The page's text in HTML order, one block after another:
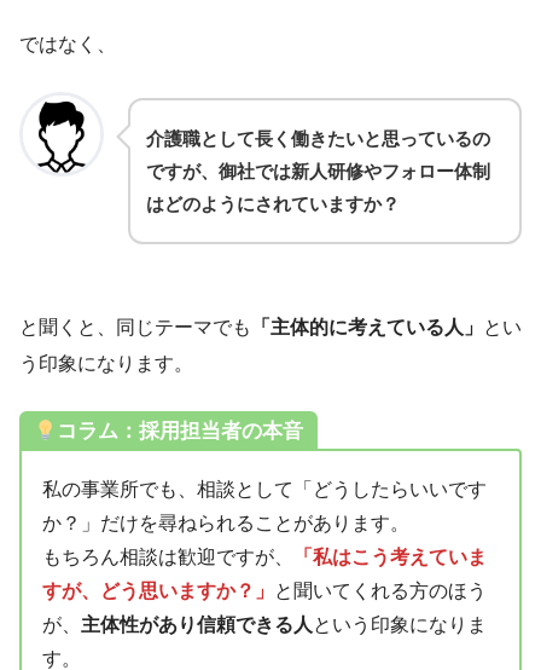
ではなく、
介護職として長く働きたいと思っているの
ですが、御社では新人研修やフォロー体制
はどのようにされていますか？
と聞くと、同じテーマでも 「主体的に考えている人」 とい
う印象になります。
コラム：採用担当者の本音
私の事業所でも、相談として「どうしたらいいです
か？」だけを尋ねられることがあります。
もちろん相談は歓迎ですが、
「私はこう考えていま
すが、どう思いますか？」
と聞いてくれる方のほう
が、 主体性があり信頼できる人 という印象になりま
す。